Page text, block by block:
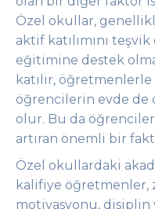
Özel okullar,
aktif katılımını
eğitimine destek
katılır,
öğrencilerin evde de
olur. Bu da
artıran önemli bir
Özel okullardaki
kalifiye öğretmenler,
motivasyonu, disiplin